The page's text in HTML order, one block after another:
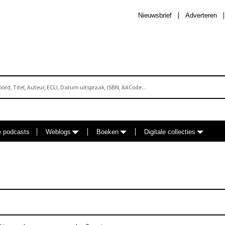
Adverteren
Nieuwsbrief
podcasts Weblogs Boeken Digitale collecties